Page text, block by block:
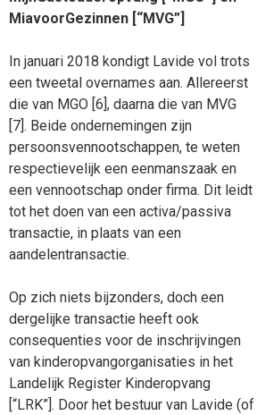
MiavoorGezinnen [“MVG”]
In januari 2018 kondigt Lavide vol trots
een tweetal overnames aan. Allereerst
die van MGO [6], daarna die van MVG
[7]. Beide ondernemingen zijn
persoonsvennootschappen, te weten
respectievelijk een eenmanszaak en
een vennootschap onder firma. Dit leidt
tot het doen van een activa/passiva
transactie, in plaats van een
aandelentransactie.
Op zich niets bijzonders, doch een
dergelijke transactie heeft ook
consequenties voor de inschrijvingen
van kinderopvangorganisaties in het
Landelijk Register Kinderopvang
[“LRK”]. Door het bestuur van Lavide (of